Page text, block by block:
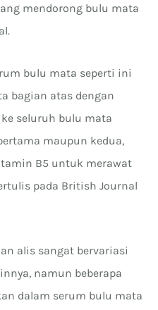
mendorong bulu mata
bulu mata seperti ini
bagian atas dengan
seluruh bulu mata
maupun kedua,
B5 untuk merawat
pada British Journal
alis sangat bervariasi
namun beberapa
dalam serum bulu mata